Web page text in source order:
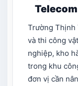
Telecom
Trường Thịnh
và thi công
nghiệp, kho
trong khu
đơn vị cần